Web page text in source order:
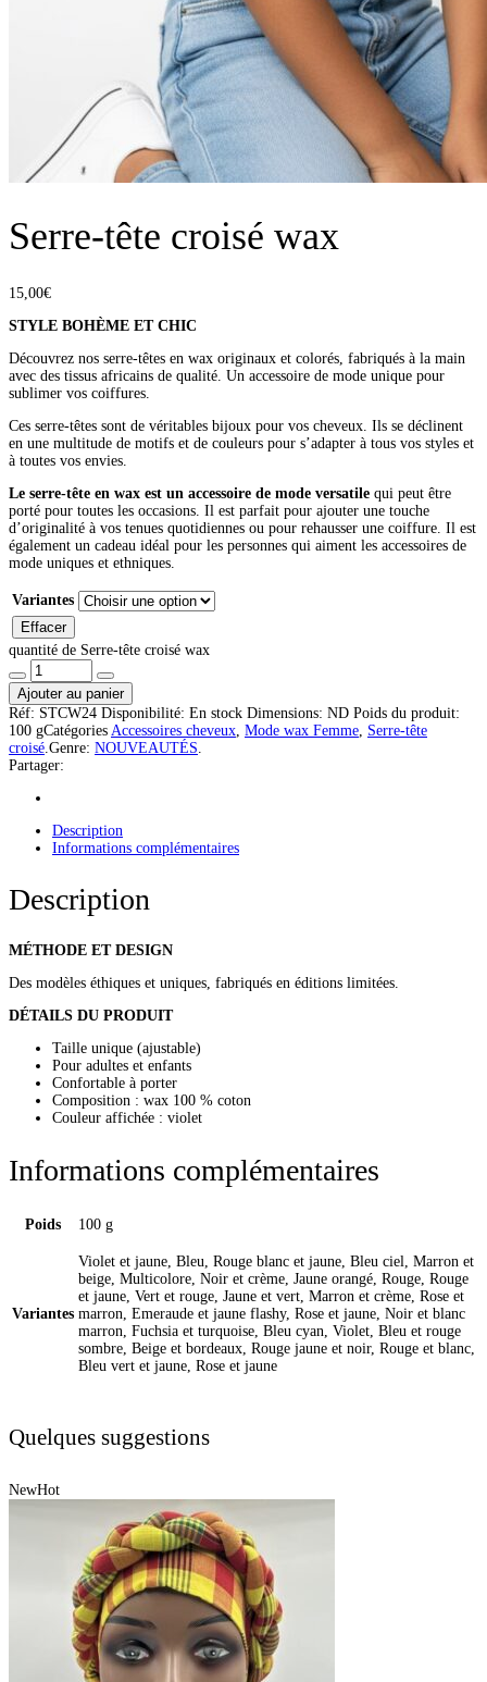
Serre-tête croisé wax
15,00€
STYLE BOHÈME ET CHIC
Découvrez nos serre-têtes en wax originaux et colorés, fabriqués à la main
avec des tissus africains de qualité. Un accessoire de mode unique pour
sublimer vos coiffures.
Ces serre-têtes sont de véritables bijoux pour vos cheveux. Ils se déclinent
en une multitude de motifs et de couleurs pour s’adapter à tous vos styles et
à toutes vos envies.
Le serre-tête en wax est un accessoire de mode versatile qui peut être
porté pour toutes les occasions. Il est parfait pour ajouter une touche
d’originalité à vos tenues quotidiennes ou pour rehausser une coiffure. Il est
également un cadeau idéal pour les personnes qui aiment les accessoires de
mode uniques et ethniques.
Variantes
Effacer
quantité de Serre-tête croisé wax
Ajouter au panier
Réf: STCW24 Disponibilité: En stock Dimensions: ND Poids du produit:
100 gCatégories Accessoires cheveux Mode wax Femme Serre-tête
croisé Genre: NOUVEAUTÉS
Partager:
Description
Informations complémentaires
Description
MÉTHODE ET DESIGN
Des modèles éthiques et uniques, fabriqués en éditions limitées.
DÉTAILS DU PRODUIT
Taille unique (ajustable)
Pour adultes et enfants
Confortable à porter
Composition : wax 100 % coton
Couleur affichée : violet
Informations complémentaires
Poids 100 g
Variantes
Violet et jaune, Bleu, Rouge blanc et jaune, Bleu ciel, Marron et
beige, Multicolore, Noir et crème, Jaune orangé, Rouge, Rouge
et jaune, Vert et rouge, Jaune et vert, Marron et crème, Rose et
marron, Emeraude et jaune flashy, Rose et jaune, Noir et blanc
marron, Fuchsia et turquoise, Bleu cyan, Violet, Bleu et rouge
sombre, Beige et bordeaux, Rouge jaune et noir, Rouge et blanc,
Bleu vert et jaune, Rose et jaune
Quelques suggestions
NewHot